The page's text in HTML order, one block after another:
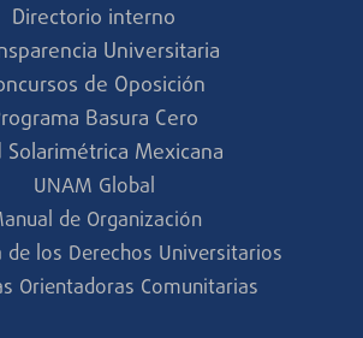
Directorio interno
Universitaria
de Oposición
Basura Cero
Solarimétrica Mexicana
UNAM Global
de Organización
de los Derechos Universitarios
Orientadoras Comunitarias